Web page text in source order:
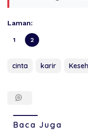
Laman:
1 2
cinta karir
Baca Juga